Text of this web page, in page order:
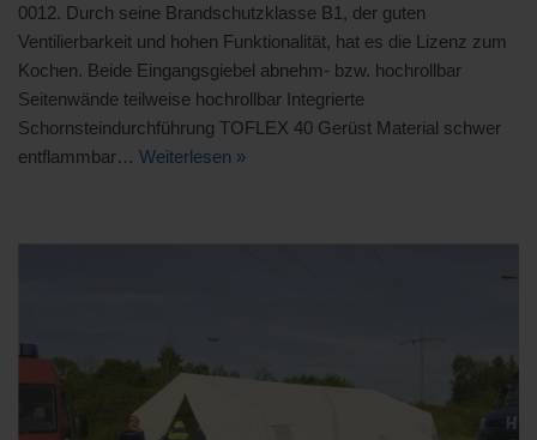
0012. Durch seine Brandschutzklasse B1, der guten
Ventilierbarkeit und hohen Funktionalität, hat es die Lizenz zum
Kochen. Beide Eingangsgiebel abnehm- bzw. hochrollbar
Seitenwände teilweise hochrollbar Integrierte
Schornsteindurchführung TOFLEX 40 Gerüst Material schwer
entflammbar… Weiterlesen »